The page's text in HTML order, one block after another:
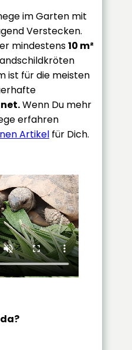
im Garten mit
Verstecken.
mindestens10 m²
ist für die meisten
Wenn Du mehr
erfahren
Artikel für Dich.